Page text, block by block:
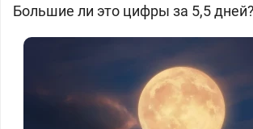
Большие ли это цифры за 5,5